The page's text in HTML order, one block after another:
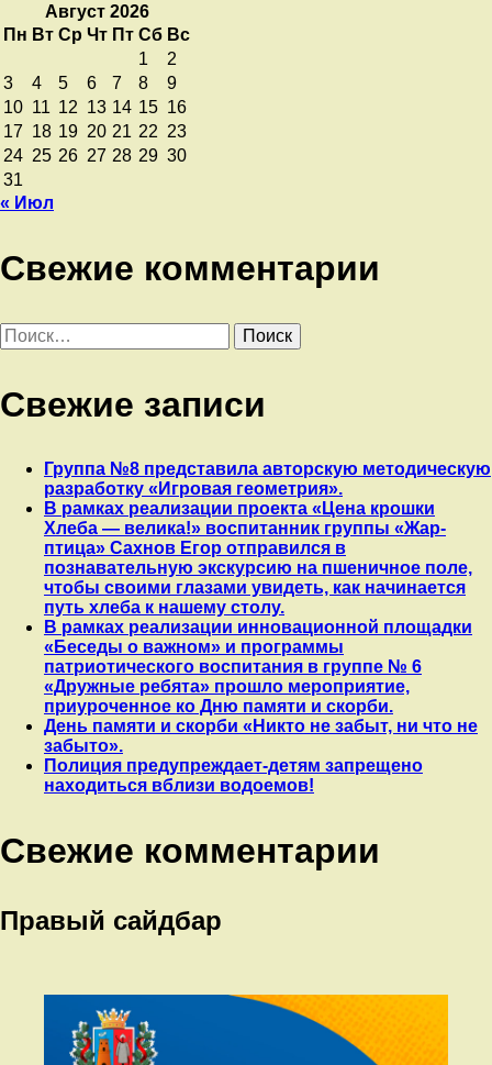
Август 2026
Пн Вт Ср Чт Пт Сб Вс
1
2
3
4 5 6 7 8
9
10 11 12 13 14 15 16
17 18 19 20 21 22 23
24 25 26 27 28 29 30
31
« Июл
Свежие комментарии
Найти:
Свежие записи
Группа №8 представила авторскую методическую
разработку «Игровая геометрия».
В рамках реализации проекта «Цена крошки
Хлеба — велика!» воспитанник группы «Жар-
птица» Сахнов Егор отправился в
познавательную экскурсию на пшеничное поле,
чтобы своими глазами увидеть, как начинается
путь хлеба к нашему столу.
В рамках реализации инновационной площадки
«Беседы о важном» и программы
патриотического воспитания в группе № 6
«Дружные ребята» прошло мероприятие,
приуроченное ко Дню памяти и скорби.
День памяти и скорби «Никто не забыт, ни что не
забыто».
Полиция предупреждает-детям запрещено
находиться вблизи водоемов!
Свежие комментарии
Правый сайдбар